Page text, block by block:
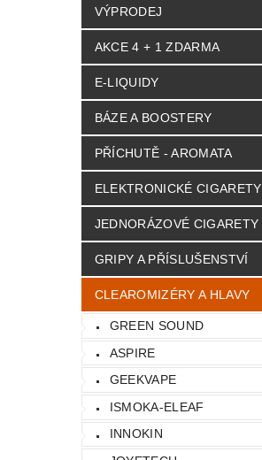
VÝPRODEJ
AKCE 4 + 1 ZDARMA
E-LIQUIDY
BÁZE A BOOSTERY
PŘÍCHUTĚ - AROMATA
ELEKTRONICKÉ CIGARETY
JEDNORÁZOVÉ CIGARETY
GRIPY A PŘÍSLUŠENSTVÍ
CLEAROMIZÉRY A HLAVY
GREEN SOUND
ASPIRE
GEEKVAPE
ISMOKA-ELEAF
INNOKIN